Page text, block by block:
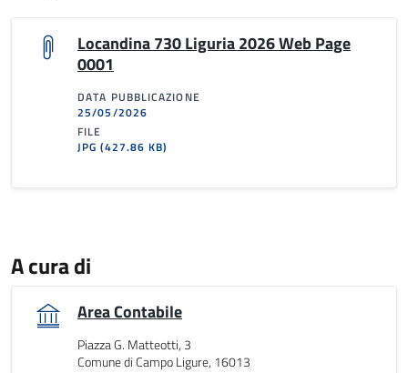
Locandina 730 Liguria 2026 Web Page
0001
DATA PUBBLICAZIONE
25/05/2026
FILE
JPG(427.86 KB)
A cura di
Area Contabile
Piazza G. Matteotti, 3
Comune di Campo Ligure, 16013